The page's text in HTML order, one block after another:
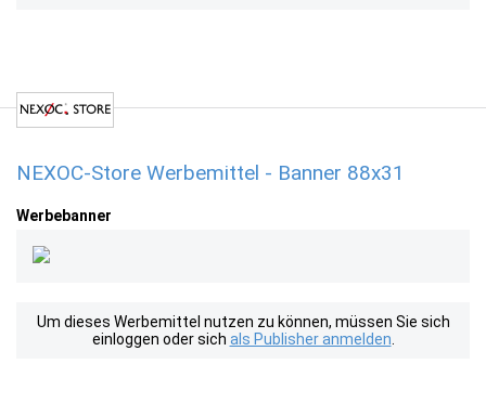
NEXOC-Store Werbemittel - Banner 88x31
Werbebanner
Um dieses Werbemittel nutzen zu können, müssen Sie sich
einloggen oder sich als Publisher anmelden